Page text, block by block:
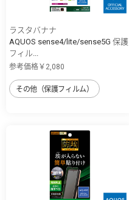
ラスタバナナ
AQUOS sense4/lite/sense5G 保護
フィル...
参考価格￥2,080
その他（保護フィルム）